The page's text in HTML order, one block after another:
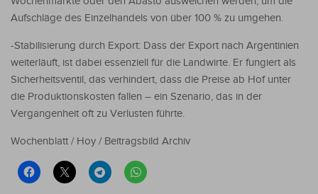
Aufschläge des Einzelhandels von über 100 % zu umgehen.
-Stabilisierung durch Export: Dass der Export nach Argentinien
weiterläuft, ist dabei essenziell für die Landwirte. Er fungiert als
Sicherheitsventil, das verhindert, dass die Preise ab Hof unter
die Produktionskosten fallen – ein Szenario, das in der
Vergangenheit oft zu Verlusten führte.
Wochenblatt / Hoy / Beitragsbild Archiv